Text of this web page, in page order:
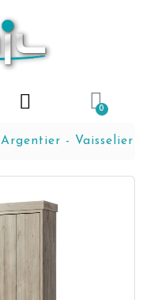
Argentier - Vaisselier